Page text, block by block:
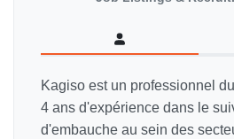
Kagiso est un professionnel
4 ans d'expérience dans le
d'embauche au sein des